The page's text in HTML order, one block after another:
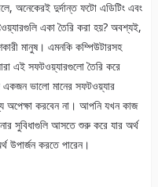
অনেকেরই দুর্দান্ত ফটো এডিটিং এবং
একা তৈরি করা হয়? অবশ্যই,
মানুষ। এমনকি কম্পিউটারসহ
এই সফটওয়্যারগুলো তৈরি করে
ভালো মানের সফটওয়্যার
করবেন না। আপনি যখন কাজ
সুবিধাগুলি আসতে শুরু করে যার অর্থ
উপার্জন করতে পারেন।